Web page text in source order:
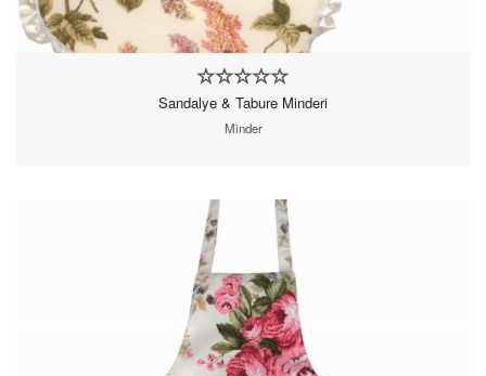
Sandalye & Tabure Minderi
Minder